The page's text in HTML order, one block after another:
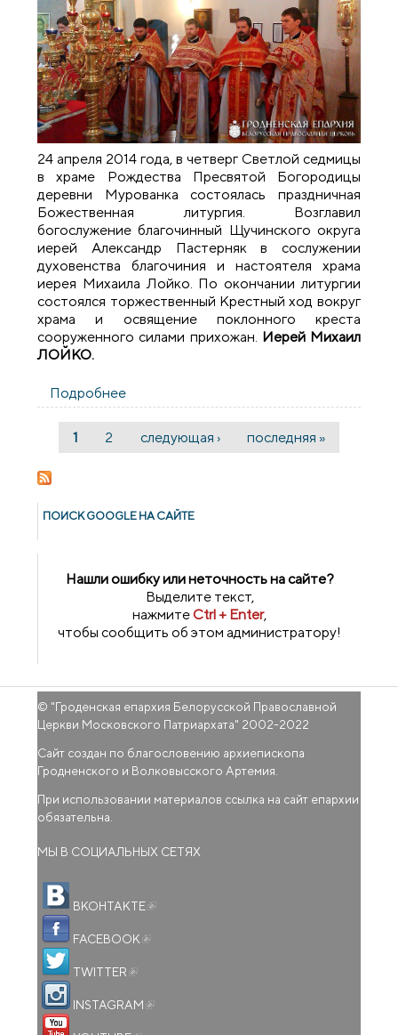
24 апреля 2014 года, в четверг Светлой седмицы
в храме Рождества Пресвятой Богородицы
деревни Мурованка состоялась праздничная
Божественная литургия. Возглавил
богослужение благочинный Щучинского округа
иерей Александр Пастерняк в сослужении
духовенства благочиния и настоятеля храма
иерея Михаила Лойко. По окончании литургии
состоялся торжественный Крестный ход вокруг
храма и освящение поклонного креста
сооруженного силами прихожан. Иерей Михаил
ЛОЙКО.
Подробнее
Щучинского благочиния
Страницы
1 2 следующая › последняя »
ПОИСК GOОGLE НА САЙТЕ
Нашли ошибку или неточность на сайте?
Выделите текст,
нажмитеCtrl + Enter,
чтобы сообщить об этом администратору!
© "Гроденская епархия Белорусской Православной
Церкви Московского Патриархата" 2002-2022
Сайт создан по благословению архиепископа
Гродненского и Волковысского Артемия.
При использовании материалов ссылка на сайт епархии
обязательна.
МЫ В СОЦИАЛЬНЫХ СЕТЯХ
ВКОНТАКТЕ
FACEBOOK
TWITTER
INSTAGRAM